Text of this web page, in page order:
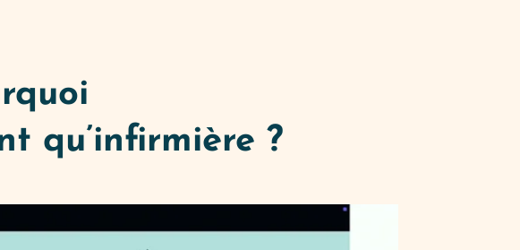
qu’infirmière ?